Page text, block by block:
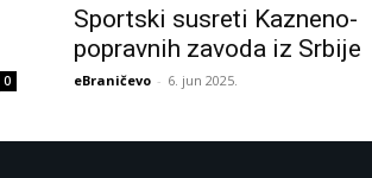
0
Sportski susreti Kazneno-
popravnih zavoda iz Srbije
eBraničevo - 6. jun 2025.